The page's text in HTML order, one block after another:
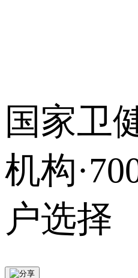
国家卫
机构
户选择